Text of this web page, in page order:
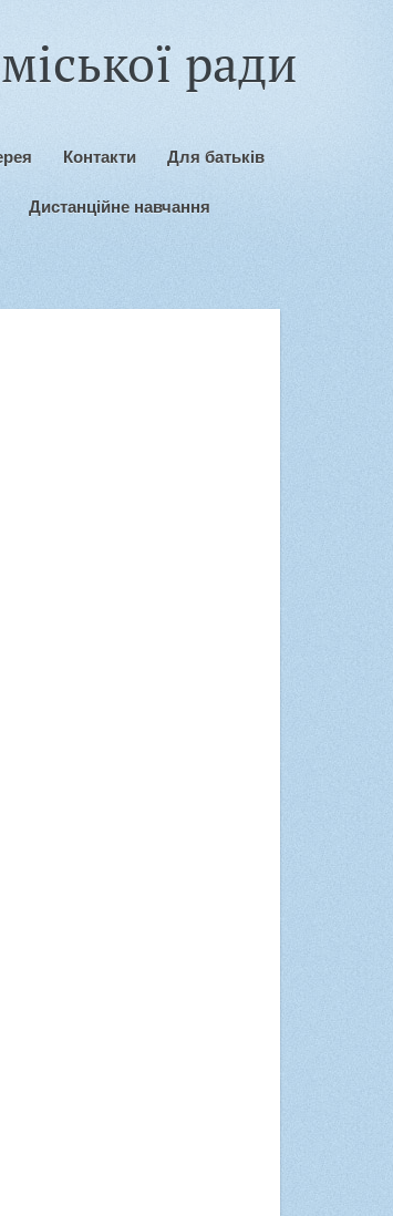
ради
Контакти Для батьків
Дистанційне навчання